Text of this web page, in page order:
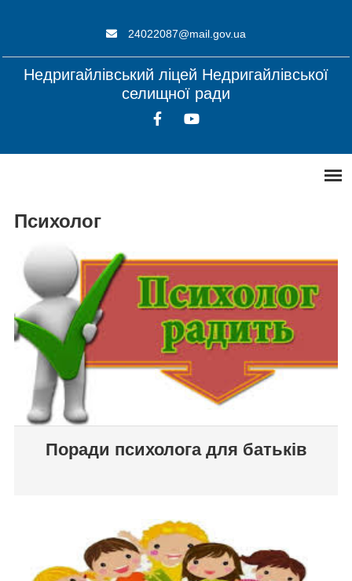
24022087@mail.gov.ua
Недригайлівський ліцей Недригайлівської
селищної ради
Психолог
Поради психолога для батьків